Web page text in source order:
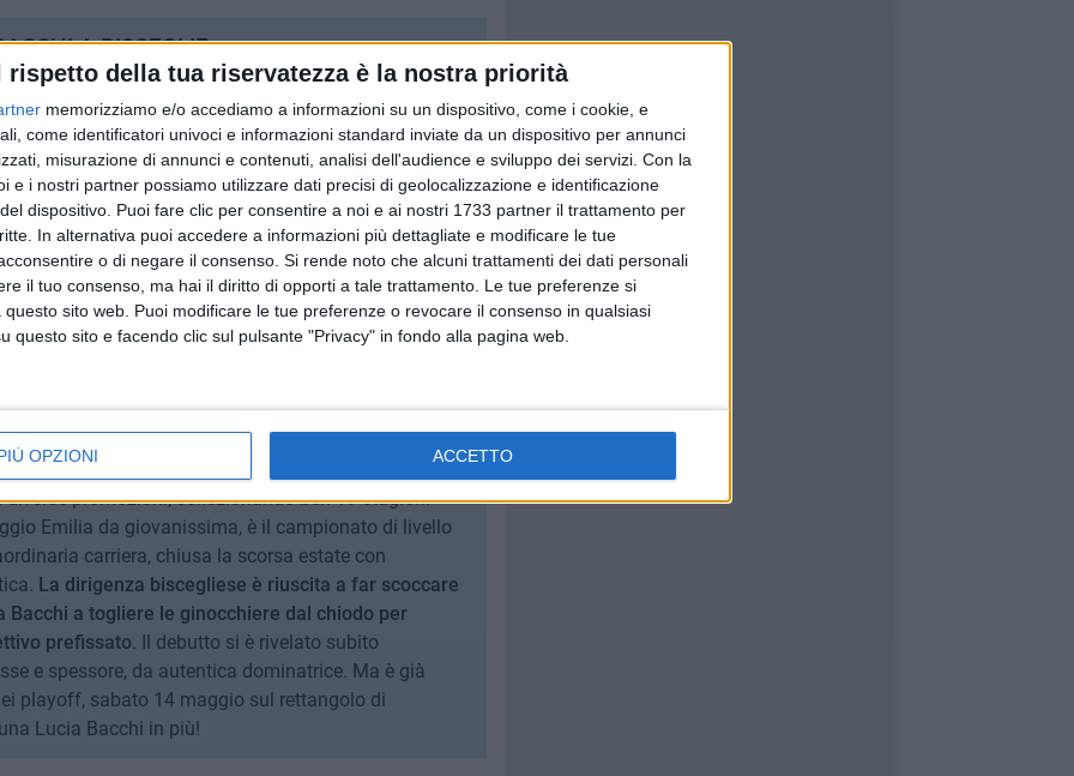
rispetto della tua riservatezza è la nostra priorità
memorizziamo e/o accediamo a informazioni su un dispositivo, come i cookie, e
come identificatori univoci e informazioni standard inviate da un dispositivo per annunci
misurazione di annunci e contenuti, analisi dell'audience e sviluppo dei servizi. Con la
e i nostri partner possiamo utilizzare dati precisi di geolocalizzazione e identificazione
dispositivo. Puoi fare clic per consentire a noi e ai nostri 1733 partner il trattamento per
In alternativa puoi accedere a informazioni più dettagliate e modificare le tue
o di negare il consenso. Si rende noto che alcuni trattamenti dei dati personali
il tuo consenso, ma hai il diritto di opporti a tale trattamento. Le tue preferenze si
sito web. Puoi modificare le tue preferenze o revocare il consenso in qualsiasi
questo sito e facendo clic sul pulsante "Privacy" in fondo alla pagina web.
OPZIONI ACCETTO
A BISCEGLIE
gli occhi agli appassionati sugli spalti del
colpo di mercato della Star Volley Bisceglie è il
Bacchi: la 41enne schiacciatrice dall'infinito palmares,
il Megavolley alla promozione nel massimo
giocatrice delle finali di A2 ha scelto di unirsi al
alla causa nei playoff.
1981, Lucia Bacchi ha vestito le maglie di
Cremona, Bergamo, Carpi, Modena, Parma,
Ravenna e Megavolley Vallefoglia. Vincitrice di due
2009 e Casalmaggiore (la squadra della sua
Italiana (nel 2015), di una Coppa Italia di A2 (con
di Coppa Italia del secondo livello nazionale nel
La campionessa lombarda ha conquistato anche
promozioni, collezionando ben 19 stagioni
Emilia da giovanissima, è il campionato di livello
carriera, chiusa la scorsa estate con
La dirigenza biscegliese è riuscita a far scoccare
a togliere le ginocchiere dal chiodo per
prefissato. Il debutto si è rivelato subito
e spessore, da autentica dominatrice. Ma è già
playoff, sabato 14 maggio sul rettangolo di
Lucia Bacchi in più!